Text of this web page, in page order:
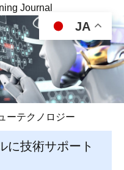
Journal
ーテクノロジー
に技術サポート
JA